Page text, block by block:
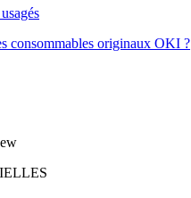
consommables originaux OKI ?